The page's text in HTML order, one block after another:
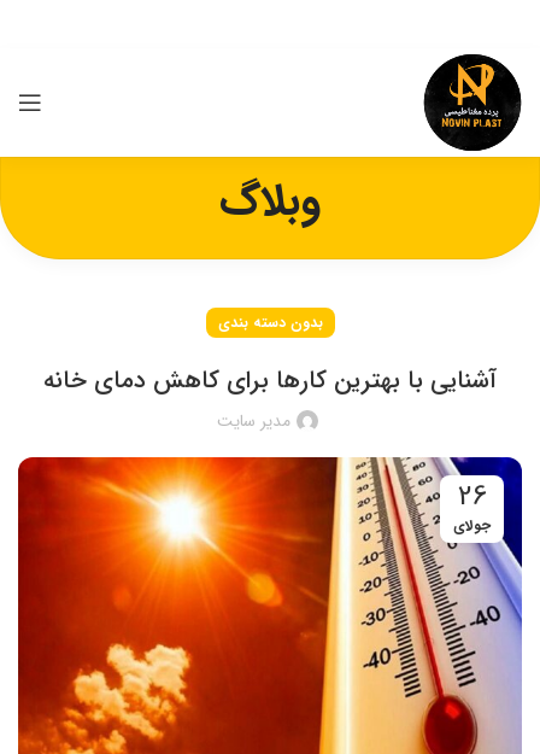
وبلاگ
بدون دسته بندی
آشنایی با بهترین کارها برای کاهش دمای خانه
مدیر سایت
26
جولای